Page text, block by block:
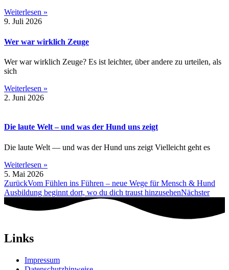
Weiterlesen »
9. Juli 2026
Wer war wirklich Zeuge
Wer war wirklich Zeuge? Es ist leichter, über andere zu urteilen, als
sich
Weiterlesen »
2. Juni 2026
Die laute Welt – und was der Hund uns zeigt
Die laute Welt — und was der Hund uns zeigt Vielleicht geht es
Weiterlesen »
5. Mai 2026
ZurückVom Fühlen ins Führen – neue Wege für Mensch & Hund
Ausbildung beginnt dort, wo du dich traust hinzusehenNächster
Links
Impressum